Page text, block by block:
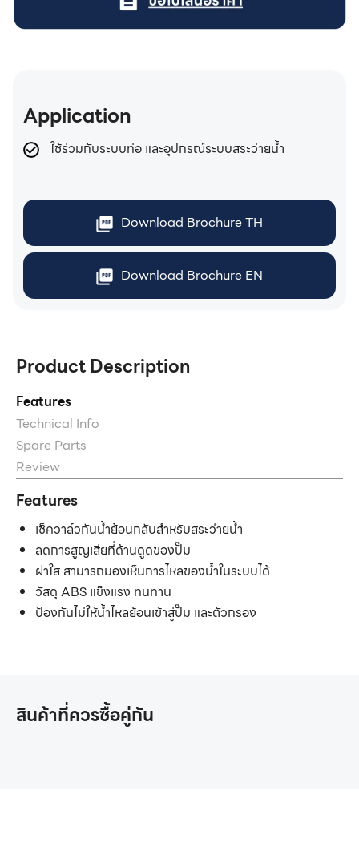
Application
ใช้ร่วมกับระบบท่อ และอุปกรณ์ระบบสระว่ายน้ำ
Download Brochure TH
Download Brochure EN
Product Description
Features
Technical Info
Spare Parts
Review
Features
เช็ควาล์วกันน้ำย้อนกลับสำหรับสระว่ายน้ำ
ลดการสูญเสียที่ด้านดูดของปั๊ม
ฝาใส สามารถมองเห็นการไหลของน้ำในระบบได้
วัสดุ ABS แข็งแรง ทนทาน
ป้องกันไม่ให้น้ำไหลย้อนเข้าสู่ปั๊ม และตัวกรอง
สินค้าที่ควรซื้อคู่กัน